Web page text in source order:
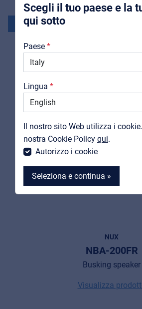
Scegli il tuo paese e la
qui sotto
Paese
Lingua
Il nostro sito Web utilizza i
nostra Cookie Policy qui.
Autorizzo i cookie
Seleziona e continua »
Downloads
Cataloghi
Support
MyFrenex
Cookie information
Novità
NUX
NBA-200FR
Busking speaker
Visualizza